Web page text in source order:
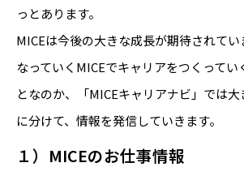
っとあります。
MICEは今後の大きな成長が期待されてい
なっていくMICEでキャリアをつくってい
となのか、「MICEキャリアナビ」では
に分けて、情報を発信していきます。
１）MICEのお仕事情報